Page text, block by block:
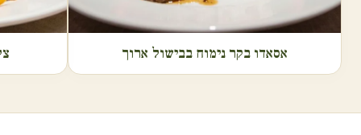
אסאדו בקר נימוח בבישול ארוך